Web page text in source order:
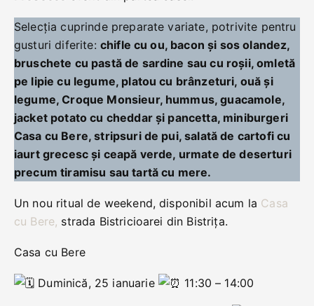
Selecția cuprinde preparate variate, potrivite pentru
gusturi diferite: chifle cu ou, bacon și sos olandez,
bruschete cu pastă de sardine sau cu roșii, omletă
pe lipie cu legume, platou cu brânzeturi, ouă și
legume, Croque Monsieur, hummus, guacamole,
jacket potato cu cheddar și pancetta, miniburgeri
Casa cu Bere, stripsuri de pui, salată de cartofi cu
iaurt grecesc și ceapă verde, urmate de deserturi
precum tiramisu sau tartă cu mere.
Un nou ritual de weekend, disponibil acum la Casa
cu Bere, strada Bistricioarei din Bistrița.
Casa cu Bere
Duminică, 25 ianuarie 11:30 – 14:00